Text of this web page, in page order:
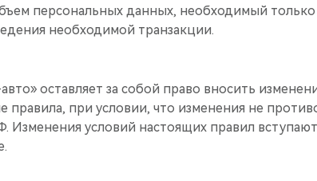
персональных данных, необходимый только
необходимой транзакции.
оставляет за собой право вносить
правила, при условии, что изменения не
Изменения условий настоящих правил